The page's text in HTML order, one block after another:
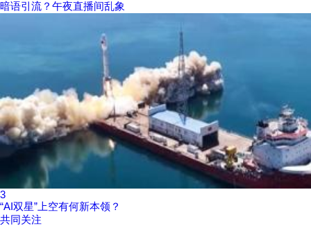
暗语引流？午夜直播间乱象
3
“AI双星”上空有何新本领？
共同关注